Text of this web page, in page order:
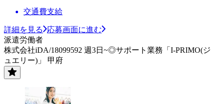
交通費支給
詳細を見る
応募画面に進む
派遣労働者
株式会社iDA/18099592 週3日~◎サポート業務「I-PRIMO(ジ
ュエリー)」 甲府